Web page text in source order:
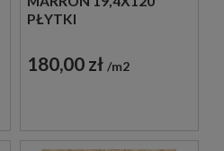
PŁYTKI
GRESOWE
180,00 zł m2